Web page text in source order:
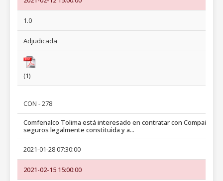
1.0
Adjudicada
(1)
CON - 278
Comfenalco Tolima está interesado en contratar con Compañía de
seguros legalmente constituida y a...
2021-01-28 07:30:00
2021-02-15 15:00:00